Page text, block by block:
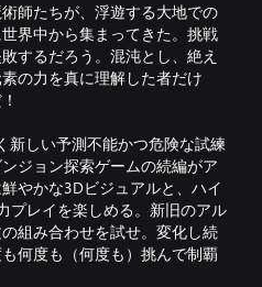
師たちが、浮遊する大地での
界中から集まってきた。挑戦
するだろう。混沌とし、絶え
の力を真に理解した者だけ
新しい予測不能かつ危険な試練
ジョン探索ゲームの続編がア
やかな3Dビジュアルと、ハイ
プレイを楽しめる。新旧のアル
組み合わせを試せ。変化し続
何度も（何度も）挑んで制覇